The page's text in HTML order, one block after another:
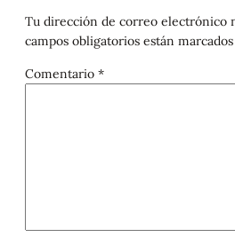
Tu dirección de correo electrónico
campos obligatorios están
Comentario *